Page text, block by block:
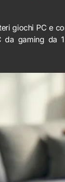
giochi PC e
gaming da